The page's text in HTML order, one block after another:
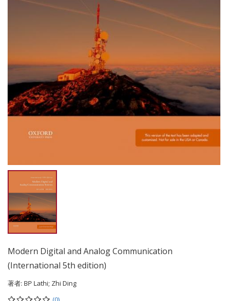
Modern Digital and Analog Communication
(International 5th edition)
著者: BP Lathi; Zhi Ding